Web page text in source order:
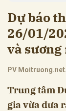
Dự báo
26/01/
và
PV
Trung tâm
gia vừa đưa